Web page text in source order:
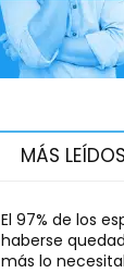
MÁS LEÍDOS
El 97% de los
haberse
más lo